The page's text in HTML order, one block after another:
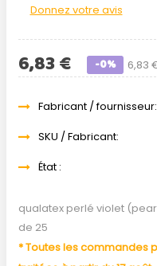
Donnez votre avis
6,83
6,83 € -0%
Fabricant / fournisseur:
SKU / Fabricant:
État :
qualatex perlé violet
de 25
* Toutes les commandes